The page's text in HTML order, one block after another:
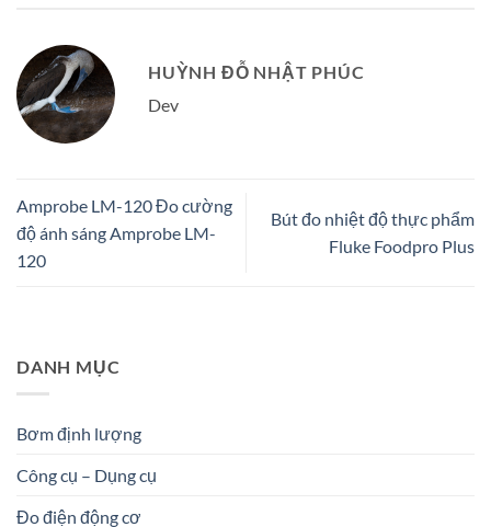
HUỲNH ĐỖ NHẬT PHÚC
Dev
Amprobe LM-120 Đo cường
độ ánh sáng Amprobe LM-
120
Bút đo nhiệt độ thực phẩm
Fluke Foodpro Plus
DANH MỤC
Bơm định lượng
Công cụ – Dụng cụ
Đo điện động cơ